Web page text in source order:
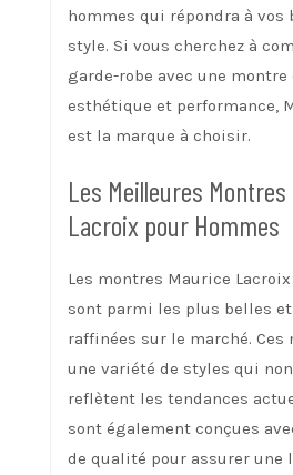
hommes qui répondra à vos
style. Si vous cherchez à
garde-robe avec une
esthétique et performance,
est la marque à choisir.
Les Meilleures
Lacroix pour Hommes
Les montres Maurice
sont parmi les plus belles
raffinées sur le marché.
une variété de styles qui
reflètent les tendances
sont également conçues
de qualité pour assurer une